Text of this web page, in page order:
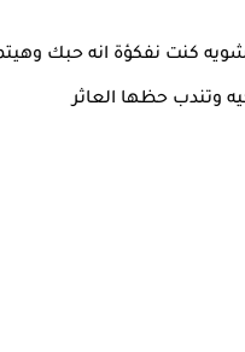
شويه كنت نفكؤة انه حبك
وتندب حظها العاثر